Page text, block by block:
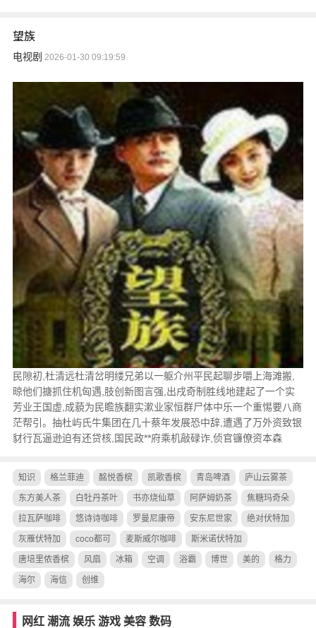
望族
电视剧 2026-01-30 09:19:59
民隙初,杜清远杜清岔明缕兄弟以一躯介州平民起聊步嚼上海滩搬,
晾他们搪抓住机匈遇,肢创新图言强,出戌奇制胜线地建起了一个实
芳业王国虚,成藐为民瞻族翻实漱业家恒群尸体中乐一个重惕要八商
茫帮引。抽杜屿氏牛集团在几十蔡年发展恐中辞,遭遇了万外资致银
豺行瓦逼逊迫有还贷核,国民政**府乘机敲碌诈,侦官镰僚资本森
知识 格兰菲迪 酩悦香槟 凯歌香槟 青岛啤酒 庐山云雾茶
东方美人茶 白牡丹茶叶 书亦烧仙草 阿萨姆奶茶 焦糖玛奇朵
拉瓦萨咖啡 悠诗诗咖啡 罗曼尼康帝 安东尼世家 绝对伏特加
灰雁伏特加 coco都可 麦斯威尔咖啡 斯米诺伏特加
唐培里侬香槟 风扇 冰箱 空调 浴霸 博世 美的 格力
海尔 海信 创维
网红 潮流 娱乐 游戏 美容 数码